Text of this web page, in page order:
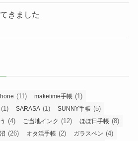
きました
(11) maketime手帳 (1)
(1) SARASA (1) SUNNY手帳 (5)
(4) ご当地インク (12) ほぼ日手帳 (8)
(26) オタ活手帳 (2) ガラスペン (4)